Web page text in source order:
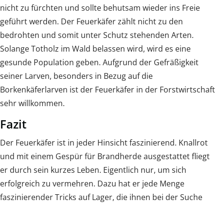
nicht zu fürchten und sollte behutsam wieder ins Freie
geführt werden. Der Feuerkäfer zählt nicht zu den
bedrohten und somit unter Schutz stehenden Arten.
Solange Totholz im Wald belassen wird, wird es eine
gesunde Population geben. Aufgrund der Gefräßigkeit
seiner Larven, besonders in Bezug auf die
Borkenkäferlarven ist der Feuerkäfer in der Forstwirtschaft
sehr willkommen.
Fazit
Der Feuerkäfer ist in jeder Hinsicht faszinierend. Knallrot
und mit einem Gespür für Brandherde ausgestattet fliegt
er durch sein kurzes Leben. Eigentlich nur, um sich
erfolgreich zu vermehren. Dazu hat er jede Menge
faszinierender Tricks auf Lager, die ihnen bei der Suche